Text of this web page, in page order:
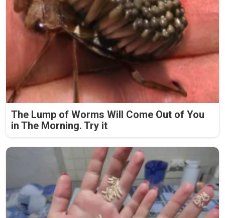
The Lump of Worms Will Come Out of You
in The Morning. Try it